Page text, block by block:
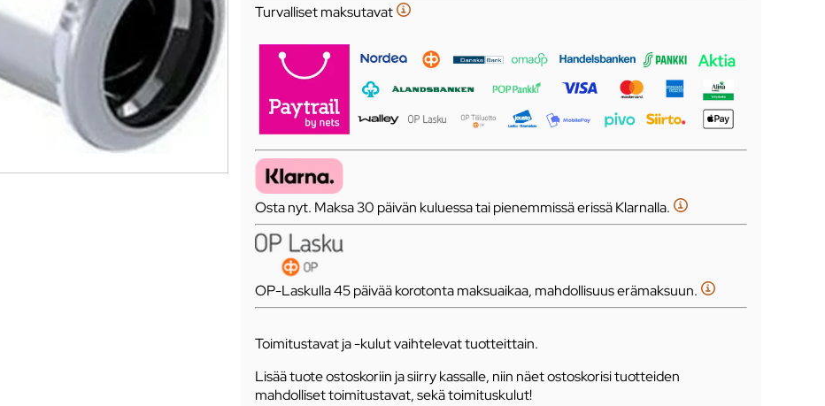
Turvalliset maksutavat
Osta nyt. Maksa 30 päivän kuluessa tai pienemmissä erissä Klarnalla.
OP-Laskulla 45 päivää korotonta maksuaikaa, mahdollisuus erämaksuun.
Toimitustavat ja -kulut vaihtelevat tuotteittain.
Lisää tuote ostoskoriin ja siirry kassalle, niin näet ostoskorisi tuotteiden
mahdolliset toimitustavat, sekä toimituskulut!